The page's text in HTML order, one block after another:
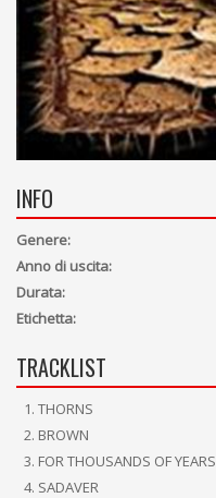
INFO
Genere:
Anno di uscita:
Durata:
Etichetta:
TRACKLIST
THORNS
BROWN
FOR THOUSANDS OF YEARS
SADAVER